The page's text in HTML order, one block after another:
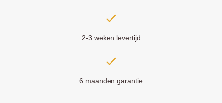
2-3 weken levertijd
6 maanden garantie